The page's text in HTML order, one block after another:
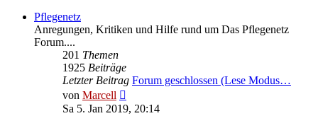
Pflegenetz
Anregungen, Kritiken und Hilfe rund um Das Pflegenetz
Forum....
201 Themen
1925 Beiträge
Letzter Beitrag Forum geschlossen (Lese Modus…
von Marcell
Beitrag
Sa 5. Jan 2019, 20:14